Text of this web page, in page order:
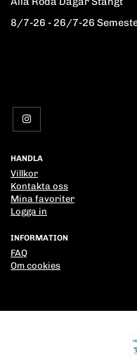
8/7-26 - 26/7-26
HANDLA
Villkor
Kontakta oss
Mina favoriter
Logga in
INFORMATION
FAQ
Om cookies